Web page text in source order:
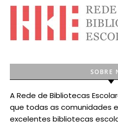
SOBRE
A Rede de Bibliotecas
que todas as comunidades
excelentes bibliotecas